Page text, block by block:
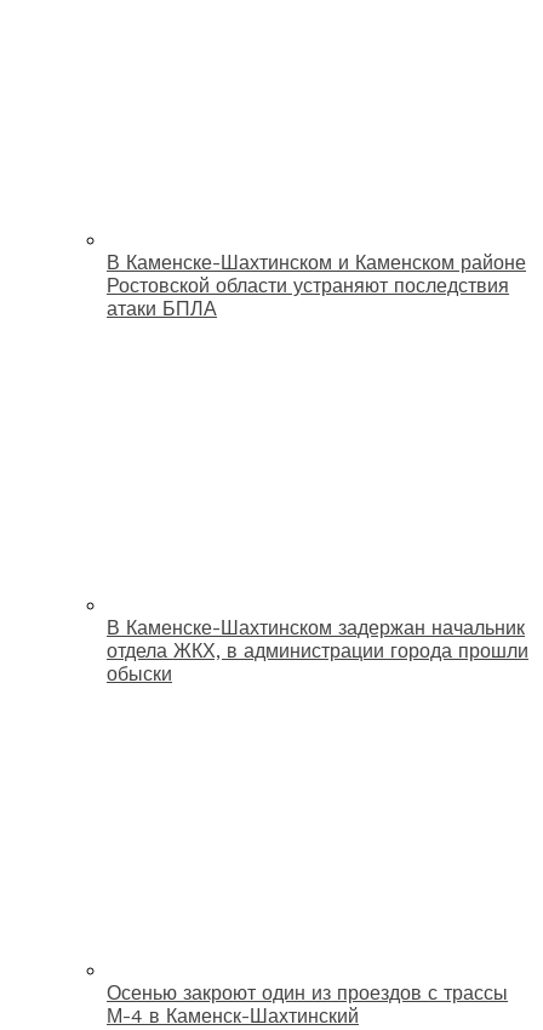
В Каменске-Шахтинском и Каменском районе
Ростовской области устраняют последствия
атаки БПЛА
В Каменске-Шахтинском задержан начальник
отдела ЖКХ, в администрации города прошли
обыски
Осенью закроют один из проездов с трассы
М-4 в Каменск-Шахтинский